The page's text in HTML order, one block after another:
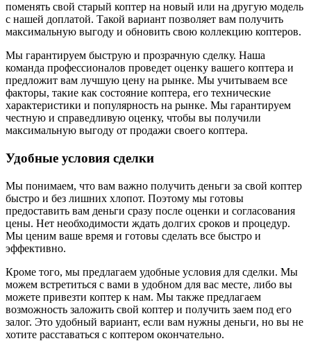
поменять свой старый коптер на новый или на другую модель
с нашей доплатой. Такой вариант позволяет вам получить
максимальную выгоду и обновить свою коллекцию коптеров.
Мы гарантируем быструю и прозрачную сделку. Наша
команда профессионалов проведет оценку вашего коптера и
предложит вам лучшую цену на рынке. Мы учитываем все
факторы, такие как состояние коптера, его технические
характеристики и популярность на рынке. Мы гарантируем
честную и справедливую оценку, чтобы вы получили
максимальную выгоду от продажи своего коптера.
Удобные условия сделки
Мы понимаем, что вам важно получить деньги за свой коптер
быстро и без лишних хлопот. Поэтому мы готовы
предоставить вам деньги сразу после оценки и согласования
цены. Нет необходимости ждать долгих сроков и процедур.
Мы ценим ваше время и готовы сделать все быстро и
эффективно.
Кроме того, мы предлагаем удобные условия для сделки. Мы
можем встретиться с вами в удобном для вас месте, либо вы
можете привезти коптер к нам. Мы также предлагаем
возможность заложить свой коптер и получить заем под его
залог. Это удобный вариант, если вам нужны деньги, но вы не
хотите расставаться с коптером окончательно.